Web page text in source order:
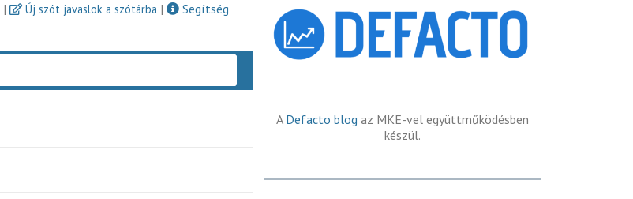
| Új szót javaslok a szótárba |
Segítség
A Defacto blog az MKE-vel együttműködésben
készül.